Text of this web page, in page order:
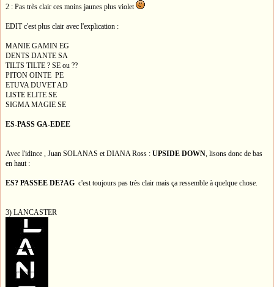
2 : Pas très clair ces moins jaunes plus violet
EDIT c'est plus clair avec l'explication :
MANIE GAMIN EG
DENTS DANTE SA
TILTS TILTE ? SE ou ??
PITON OINTE PE
ETUVA DUVET AD
LISTE ELITE SE
SIGMA MAGIE SE
ES-PASS GA-EDEE
Avec l'idince , Juan SOLANAS et DIANA Ross : UPSIDE DOWN, lisons donc de bas
en haut :
ES? PASSEE DE?AG c'est toujours pas très clair mais ça ressemble à quelque chose.
3) LANCASTER